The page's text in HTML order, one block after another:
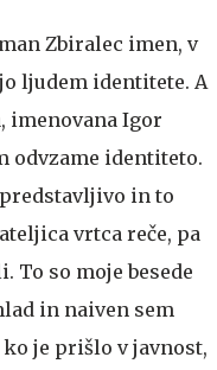
Zbiralec imen, v
ljudem identitete. A
imenovana Igor
odvzame identiteto.
in to
vrtca reče, pa
To so moje besede
in naiven sem
je prišlo v javnost,